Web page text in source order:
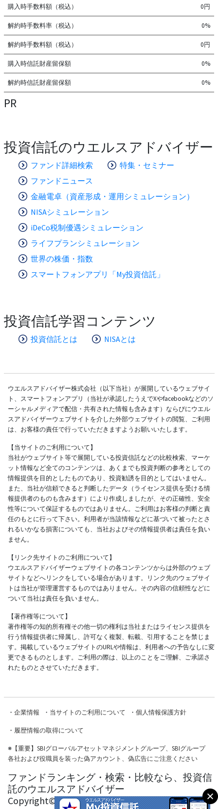
購入時手数料額（税込） 0円
解約時手数料率（税込） 0%
解約時手数料額（税込） 0円
購入時信託財産留保額 0%
解約時信託財産留保額 0%
PR
投資信託のウエルスアドバイザー
ファンド詳細検索
特集・セミナー
ファンドニュース
金融電卓（資産形成・運用シミュレーション）
NISAシミュレーション
iDeCo税制優遇シミュレーション
ライフプランシミュレーション
世界の株価・指数
スマートフォンアプリ「My投資信託」
投資信託学習コンテンツ
投資信託とは NISAとは
ウエルスアドバイザー株式会社（以下当社）が展開しているウェブサイ
ト、スマートフォンアプリ（当社が承認したうえでXやfacebookなどのソ
ーシャルメディアで配信・共有された情報も含みます）ならびにウエル
スアドバイザーウェブサイトを介した外部ウェブサイトの閲覧、ご利用
は、お客様の責任で行っていただきますようお願いいたします。
【当サイトのご利用について】
当社がウェブサイト等で展開している投資信託などの比較検索、マーケ
ット情報など全てのコンテンツは、あくまでも投資判断の参考としての
情報提供を目的としたものであり、投資勧誘を目的としてはいません。
また、当社が信頼できると判断したデータ（ライセンス提供を受ける情
報提供者のものも含みます）により作成しましたが、その正確性、安全
性等について保証するものではありません。ご利用はお客様の判断と責
任のもとに行って下さい。利用者が当該情報などに基づいて被ったとさ
れるいかなる損害についても、当社およびその情報提供者は責任を負い
ません。
【リンク先サイトのご利用について】
ウエルスアドバイザーウェブサイトの各コンテンツからは外部のウェブ
サイトなどへリンクをしている場合があります。リンク先のウェブサイ
トは当社が管理運営するものではありません。その内容の信頼性などに
ついて当社は責任を負いません。
【著作権等について】
著作権等の知的所有権その他一切の権利は当社またはライセンス提供を
行う情報提供者に帰属し、許可なく複製、転載、引用することを禁じま
す。掲載しているウェブサイトのURLや情報は、利用者への予告なしに変
更できるものとします。ご利用の際は、以上のことをご理解、ご承諾さ
れたものとさせていただきます。
・ 企業情報 ・ 当サイトのご利用について ・ 個人情報保護方針
・ 履歴情報の取得について
※【重要】SBIグローバルアセットマネジメントグループ、SBIグループ
各社および役職員を装った偽アカウント、偽広告にご注意ください
ファンドランキング・検索・比較なら、投資信
託のウエルスアドバイザー
Copyright© Wealth Advisor Co., Ltd. All Rights